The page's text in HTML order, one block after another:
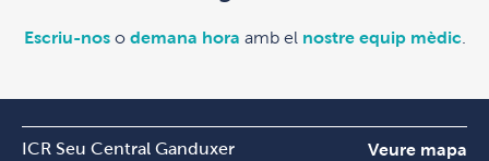
Escriu-noso demana hora amb el nostre equip mèdic.
ICR Seu Central Ganduxer Veure mapa